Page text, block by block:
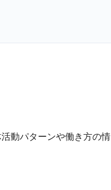
動パターンや働き方の情